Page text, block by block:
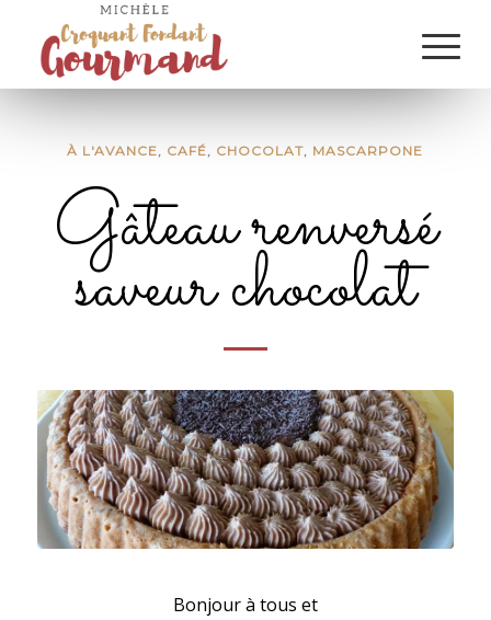
À L'AVANCE, CAFÉ, CHOCOLAT, MASCARPONE
Gâteau renversé
saveur chocolat
Bonjour à tous et